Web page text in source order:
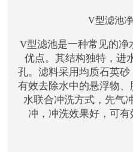
V型滤池
V型滤池是一种常见的净
优点。其结构独特，进
孔。滤料采用均质石英
有效去除水中的悬浮物
水联合冲洗方式，先气
冲，冲洗效果好，可有